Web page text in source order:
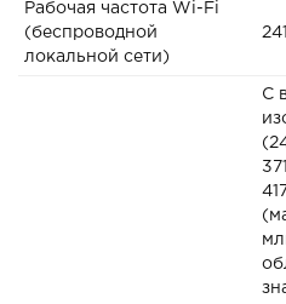
Рабочая частота Wi-Fi
(беспроводной
локальной сети)
C